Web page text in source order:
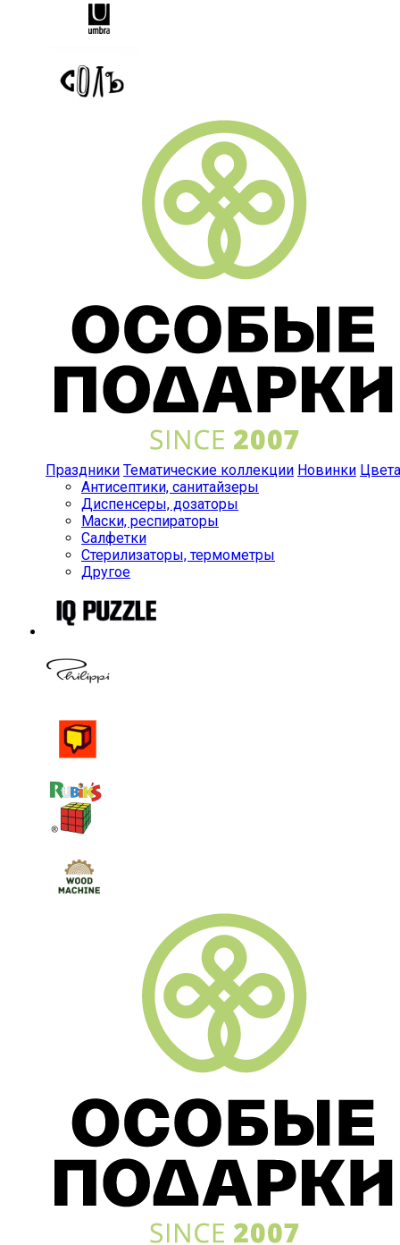
Праздники Тематические коллекции Новинки Цвета
Антисептики, санитайзеры
Диспенсеры, дозаторы
Маски, респираторы
Салфетки
Стерилизаторы, термометры
Другое